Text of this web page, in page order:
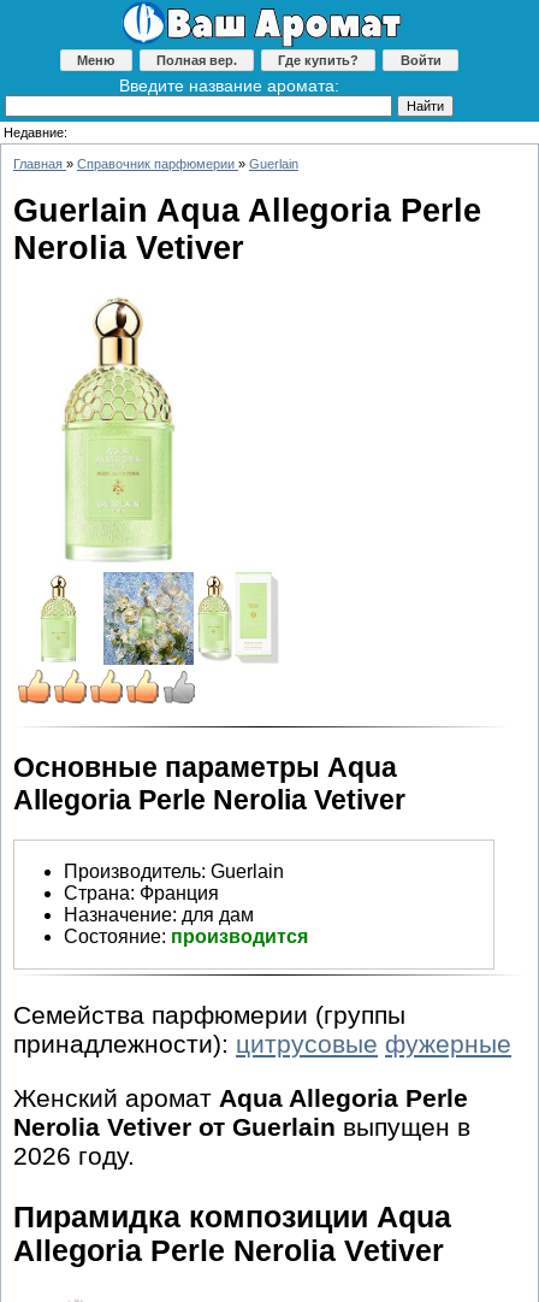
Меню Полная вер. Где купить? Войти
Введите название аромата:
Недавние:
Главная » Справочник парфюмерии » Guerlain
Guerlain Aqua Allegoria Perle
Nerolia Vetiver
Основные параметры Aqua
Allegoria Perle Nerolia Vetiver
Производитель: Guerlain
Страна: Франция
Назначение: для дам
Состояние: производится
Семейства парфюмерии (группы
принадлежности): цитрусовые фужерные
Женский аромат Aqua Allegoria Perle
Nerolia Vetiver от Guerlain выпущен в
2026 году.
Пирамидка композиции Aqua
Allegoria Perle Nerolia Vetiver